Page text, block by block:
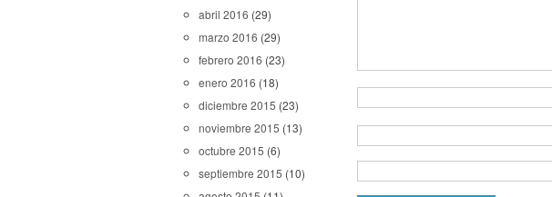
abril 2016 (29)
marzo 2016 (29)
febrero 2016 (23)
enero 2016 (18)
diciembre 2015 (23)
noviembre 2015 (13)
octubre 2015 (6)
septiembre 2015 (10)